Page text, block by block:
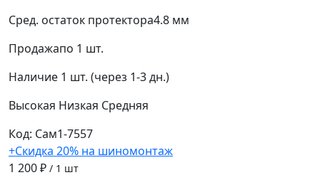
Сред. остаток протектора4.8 мм
Продажапо 1 шт.
Наличие 1 шт. (через 1-3 дн.)
Высокая Низкая Средняя
Код: Сам1-7557
+Скидка 20% на шиномонтаж
1 200 ₽ / 1 шт